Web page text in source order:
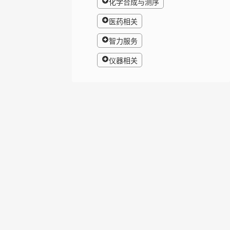
医药相关
智力服务
仪器相关